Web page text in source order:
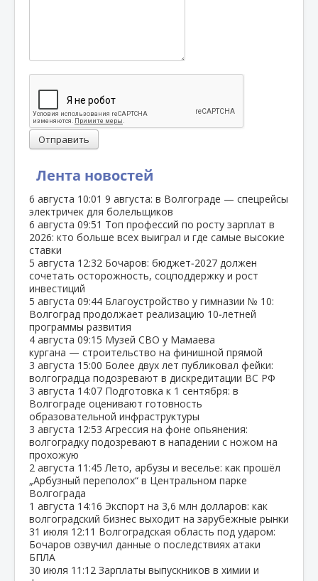
Лента новостей
6 августа 10:01 9 августа: в Волгограде — спецрейсы
электричек для болельщиков
6 августа 09:51 Топ профессий по росту зарплат в
2026: кто больше всех выиграл и где самые высокие
ставки
5 августа 12:32 Бочаров: бюджет‑2027 должен
сочетать осторожность, соцподдержку и рост
инвестиций
5 августа 09:44 Благоустройство у гимназии № 10:
Волгоград продолжает реализацию 10‑летней
программы развития
4 августа 09:15 Музей СВО у Мамаева
кургана — строительство на финишной прямой
3 августа 15:00 Более двух лет публиковал фейки:
волгоградца подозревают в дискредитации ВС РФ
3 августа 14:07 Подготовка к 1 сентября: в
Волгограде оценивают готовность
образовательной инфраструктуры
3 августа 12:53 Агрессия на фоне опьянения:
волгоградку подозревают в нападении с ножом на
прохожую
2 августа 11:45 Лето, арбузы и веселье: как прошёл
„Арбузный переполох“ в Центральном парке
Волгограда
1 августа 14:16 Экспорт на 3,6 млн долларов: как
волгоградский бизнес выходит на зарубежные рынки
31 июля 12:11 Волгоградская область под ударом:
Бочаров озвучил данные о последствиях атаки
БПЛА
30 июля 11:12 Зарплаты выпускников в химии и
Отправить